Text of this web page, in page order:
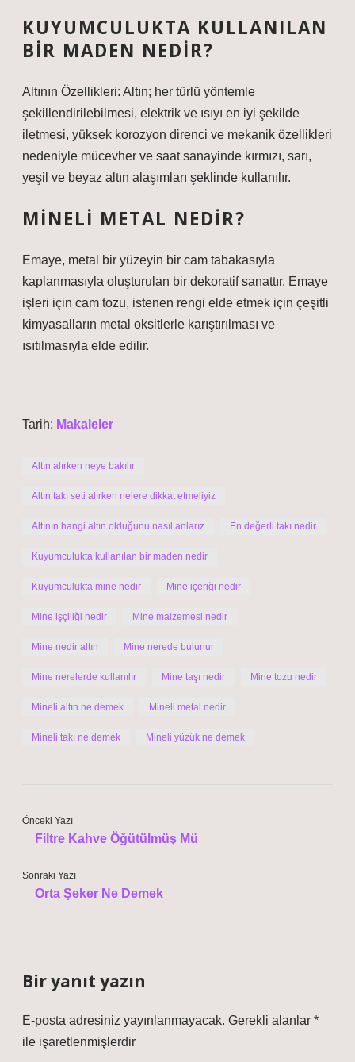
KUYUMCULUKTA KULLANILAN
BIR MADEN NEDIR?
Altının Özellikleri: Altın; her türlü yöntemle
şekillendirilebilmesi, elektrik ve ısıyı en iyi şekilde
iletmesi, yüksek korozyon direnci ve mekanik özellikleri
nedeniyle mücevher ve saat sanayinde kırmızı, sarı,
yeşil ve beyaz altın alaşımları şeklinde kullanılır.
MINELI METAL NEDIR?
Emaye, metal bir yüzeyin bir cam tabakasıyla
kaplanmasıyla oluşturulan bir dekoratif sanattır. Emaye
işleri için cam tozu, istenen rengi elde etmek için çeşitli
kimyasalların metal oksitlerle karıştırılması ve
ısıtılmasıyla elde edilir.
Tarih: Makaleler
Altın alırken neye bakılır
Altın takı seti alırken nelere dikkat etmeliyiz
Altının hangi altın olduğunu nasıl anlarız En değerli takı nedir
Kuyumculukta kullanılan bir maden nedir
Kuyumculukta mine nedir Mine içeriği nedir
Mine işçiliği nedir Mine malzemesi nedir
Mine nedir altın Mine nerede bulunur
Mine nerelerde kullanılır Mine taşı nedir Mine tozu nedir
Mineli altın ne demek Mineli metal nedir
Mineli takı ne demek Mineli yüzük ne demek
Önceki Yazı
Filtre Kahve Öğütülmüş Mü
Sonraki Yazı
Orta Şeker Ne Demek
Bir yanıt yazın
E-posta adresiniz yayınlanmayacak. Gerekli alanlar *
ile işaretlenmişlerdir